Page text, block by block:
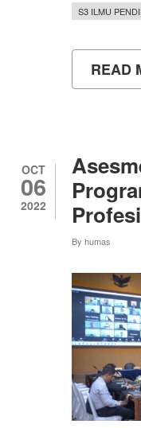
S3 ILMU
READ
OCT
06
2022
By humas